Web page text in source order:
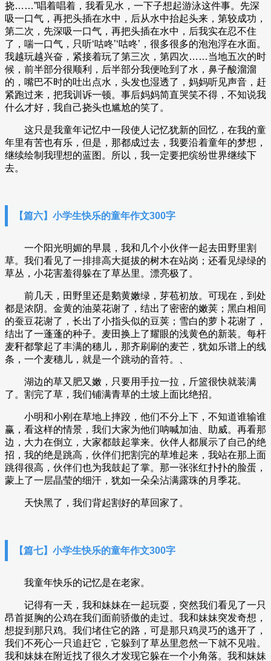
挠……”唱着唱着，我看见水，一下子想起游泳这件事。先深
吸一口气，再把头插在水中，后从水中抬起头来，第较成功，
第二次，先深吸一口气，再把头插在水中，后我实在忍不住
了，喘一口气，只听‘咕咚’‘咕咚’，很多很多的泡泡浮在水面。
我越玩越兴奋，紧接着玩了第三次，第四次……当地五次的时
候，前半部分很顺利，后半部分我便呛到了水，鼻子酸溜溜
的，嘴巴不时的吐出点水，头发也湿透了，妈妈听见声音，赶
紧跑过来，把我训诉一顿。事后妈妈简直哭笑不得，不知说我
什么才好，我自己挠头也尴尬的笑了。
这只是我童年记忆中一段使人记忆犹新的回忆，在我的童
年里有苦也有乐，但是，那都成过去，我要沿着童年的梦想，
继续绘制我理想的蓝图。所以，我一定要把缤纷世界继续下
去。
【篇六】小学生快乐的童年作文300字
一个阳光明媚的早晨，我和几个小伙伴一起去田野里割
草。我们看见了一排排高大挺拔的树木在站岗；还看见绿绿的
草丛，小花害羞得躲在了草丛里。漂亮极了。
前几天，田野里还是鹅黄嫩绿，芽苞初放。可现在，到处
都是浓阴。金黄的油菜花谢了，结出了密密的嫩荚；黑白相间
的蚕豆花谢了，长出了小指头似的豆荚；雪白的萝卜花谢了，
结出了一蓬蓬的种子。麦田换上了耀眼的浅黄色的新装。每杆
麦秆都擎起了丰满的穗儿，那齐刷刷的麦芒，犹如乐谱上的线
条，一个麦穗儿，就是一个跳动的音符。、
湖边的草又肥又嫩，只要用手拉一拉，斤篮很快就装满
了。割完了草，我们铺满青草的土坡上面比绝招。
小明和小刚在草地上摔跤，他们不分上下，不知道谁输谁
赢，看这样的情景，我们大家为他们呐喊加油、助威。再看那
边，大力在倒立，大家都鼓起掌来。伙伴人都展示了自己的绝
招，我的绝是跳高，伙伴们把割完的草堆起来，我站在那上面
跳得很高，伙伴们也为我鼓起了掌。那一张张红扑扑的脸蛋，
蒙上了一层晶莹的细汗，犹如一朵朵沾满露珠的月季花。
天快黑了，我们背起割好的草回家了。
【篇七】小学生快乐的童年作文300字
我童年快乐的记忆是在老家。
记得有一天，我和妹妹在一起玩耍，突然我们看见了一只
昂首挺胸的公鸡在我们面前骄傲的走过。我和妹妹突发奇想，
想捉到那只鸡。我们堵住它的路，可是那只鸡灵巧的逃开了，
我们不死心一只追赶它，它躲到了草丛里忽然一下就不见啦。
我和妹妹在附近找了很久才发现它躲在一个小角落。我和妹妹